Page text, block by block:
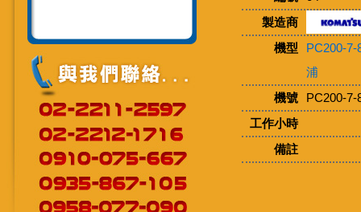
製造商
機型
PC200-7-
浦
機號
PC200-7-
工作小時
備註